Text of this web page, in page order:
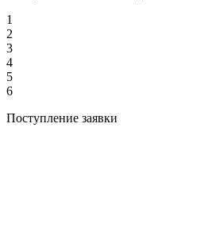
1
2
3
4
5
6
Поступление заявки